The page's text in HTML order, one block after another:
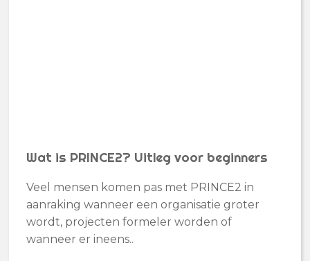
Wat is PRINCE2? Uitleg voor beginners
Veel mensen komen pas met PRINCE2 in
aanraking wanneer een organisatie groter
wordt, projecten formeler worden of
wanneer er ineens..